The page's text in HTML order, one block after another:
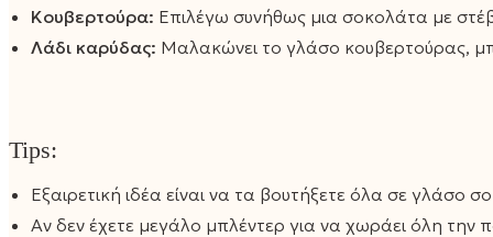
Κουβερτούρα: Επιλέγω συνήθως μια σοκολάτα με
Λάδι καρύδας: Μαλακώνει το γλάσο κουβερτούρας,
Tips:
Εξαιρετική ιδέα είναι να τα βουτήξετε όλα σε γλάσο
Αν δεν έχετε μεγάλο μπλέντερ για να χωράει όλη την